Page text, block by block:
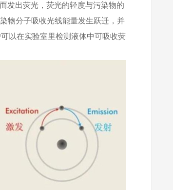
发出荧光，荧光的轻度与污染物的
物分子吸收光线能量发生跃迁，并
以在实验室里检测液体中可吸收荧